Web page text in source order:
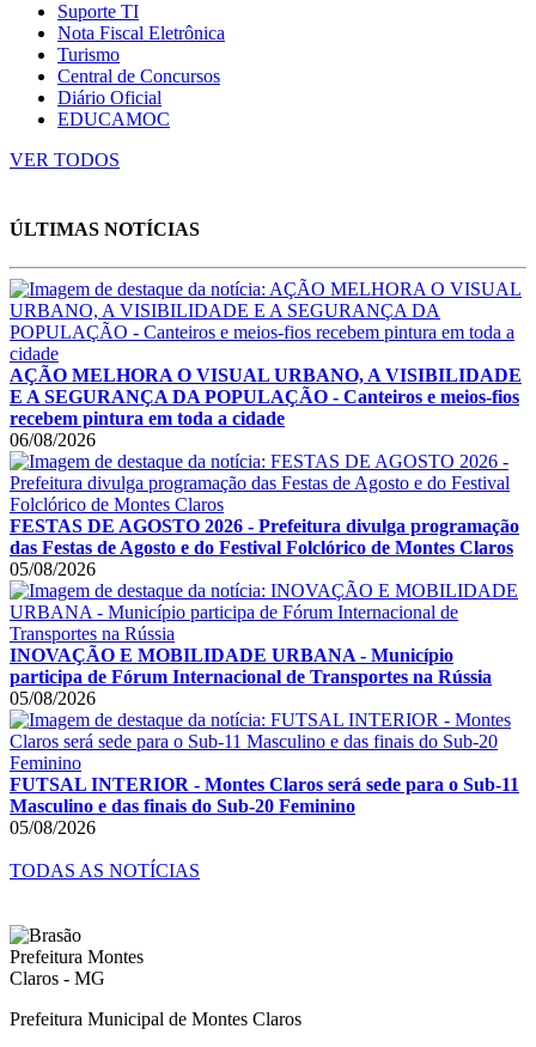
Suporte TI
Nota Fiscal Eletrônica
Turismo
Central de Concursos
Diário Oficial
EDUCAMOC
VER TODOS
ÚLTIMAS NOTÍCIAS
AÇÃO MELHORA O VISUAL URBANO, A VISIBILIDADE
E A SEGURANÇA DA POPULAÇÃO - Canteiros e meios-fios
recebem pintura em toda a cidade
06/08/2026
FESTAS DE AGOSTO 2026 - Prefeitura divulga programação
das Festas de Agosto e do Festival Folclórico de Montes Claros
05/08/2026
INOVAÇÃO E MOBILIDADE URBANA - Município
participa de Fórum Internacional de Transportes na Rússia
05/08/2026
FUTSAL INTERIOR - Montes Claros será sede para o Sub-11
Masculino e das finais do Sub-20 Feminino
05/08/2026
TODAS AS NOTÍCIAS
Prefeitura Municipal de Montes Claros